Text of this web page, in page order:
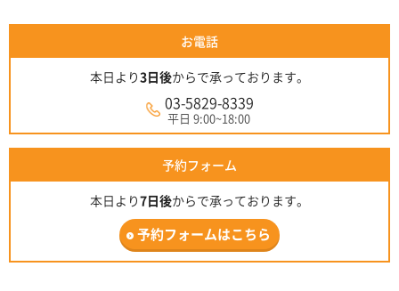
お電話
本日より3日後からで承っております。
03-5829-8339
平日 9:00~18:00
予約フォーム
本日より7日後からで承っております。
予約フォームはこちら